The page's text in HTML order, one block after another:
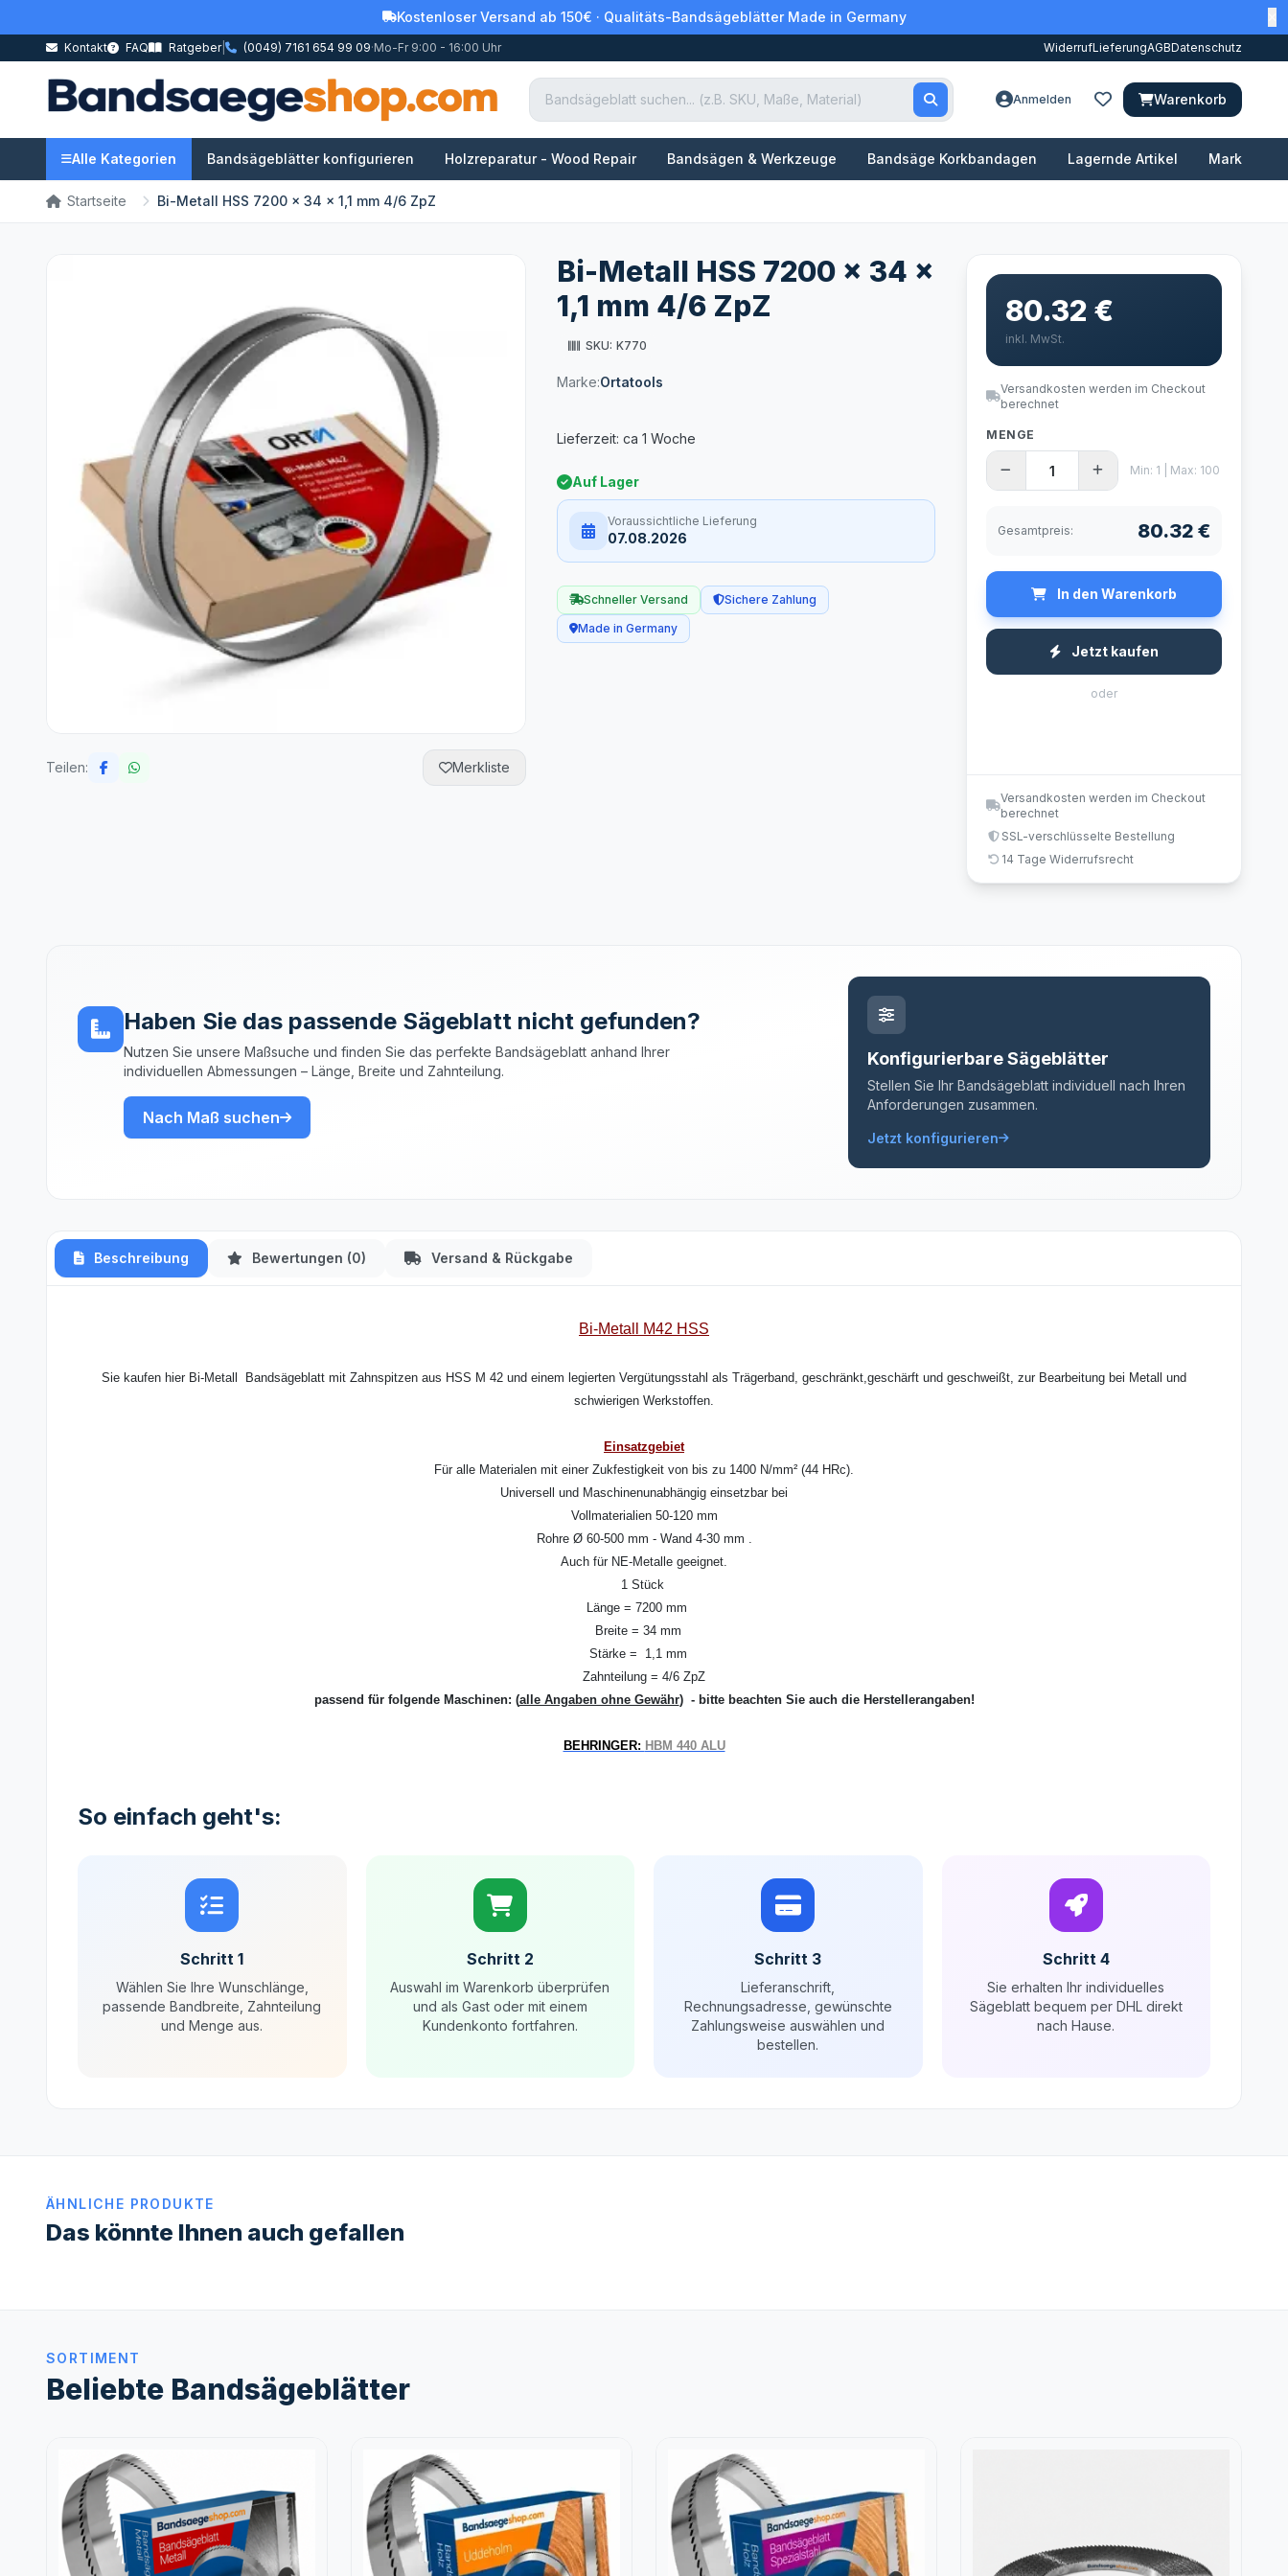
Kostenloser Versand ab 150€ · Qualitäts-Bandsägeblätter Made in Germany
Kontakt FAQ Ratgeber| (0049) 7161 654 99 09·Mo-Fr 9:00 - 16:00 Uhr WiderrufLieferungAGBDatenschutz
Anmelden Warenkorb
Alle Kategorien Bandsägeblätter konfigurieren Holzreparatur - Wood Repair Bandsägen & Werkzeuge Bandsäge Korkbandagen Lagernde Artikel Marken
Startseite Bi-Metall HSS 7200 x 34 x 1,1 mm 4/6 ZpZ
Teilen: Merkliste
Bi-Metall HSS 7200 x 34 x
1,1 mm 4/6 ZpZ
SKU: K770
Marke:Ortatools
Auf Lager
Voraussichtliche Lieferung
07.08.2026
Schneller Versand
Sichere Zahlung
Made in Germany
80.32 €
inkl. MwSt.
Versandkosten werden im Checkout
berechnet
MENGE
Min: 1 | Max: 100
Gesamtpreis: 80.32 €
In den Warenkorb
Jetzt kaufen
oder
Versandkosten werden im Checkout
berechnet
SSL-verschlüsselte Bestellung
14 Tage Widerrufsrecht
Haben Sie das passende Sägeblatt nicht gefunden?
Nutzen Sie unsere Maßsuche und finden Sie das perfekte Bandsägeblatt anhand Ihrer
individuellen Abmessungen – Länge, Breite und Zahnteilung.
Nach Maß suchen
Konfigurierbare Sägeblätter
Stellen Sie Ihr Bandsägeblatt individuell nach Ihren
Anforderungen zusammen.
Jetzt konfigurieren
Beschreibung Bewertungen (0) Versand & Rückgabe
Bi-Metall M42 HSS
Sie kaufen hier Bi-Metall Bandsägeblatt mit Zahnspitzen aus HSS M 42 und einem legierten Vergütungsstahl als Trägerband, geschränkt,geschärft und geschweißt, zur Bearbeitung bei Metall und
schwierigen Werkstoffen.
Einsatzgebiet
Für alle Materialen mit einer Zukfestigkeit von bis zu 1400 N/mm² (44 HRc).
Universell und Maschinenunabhängig einsetzbar bei
Vollmaterialien 50-120 mm
Rohre Ø 60-500 mm - Wand 4-30 mm .
Auch für NE-Metalle geeignet.
1 Stück
Länge = 7200 mm
Breite = 34 mm
Stärke = 1,1 mm
Zahnteilung = 4/6 ZpZ
passend für folgende Maschinen: (alle Angaben ohne Gewähr) - bitte beachten Sie auch die Herstellerangaben!
BEHRINGER: HBM 440 ALU
So einfach geht's:
Schritt 1
Wählen Sie Ihre Wunschlänge,
passende Bandbreite, Zahnteilung
und Menge aus.
Schritt 2
Auswahl im Warenkorb überprüfen
und als Gast oder mit einem
Kundenkonto fortfahren.
Schritt 3
Lieferanschrift,
Rechnungsadresse, gewünschte
Zahlungsweise auswählen und
bestellen.
Schritt 4
Sie erhalten Ihr individuelles
Sägeblatt bequem per DHL direkt
nach Hause.
ÄHNLICHE PRODUKTE
Das könnte Ihnen auch gefallen
SORTIMENT
Beliebte Bandsägeblätter